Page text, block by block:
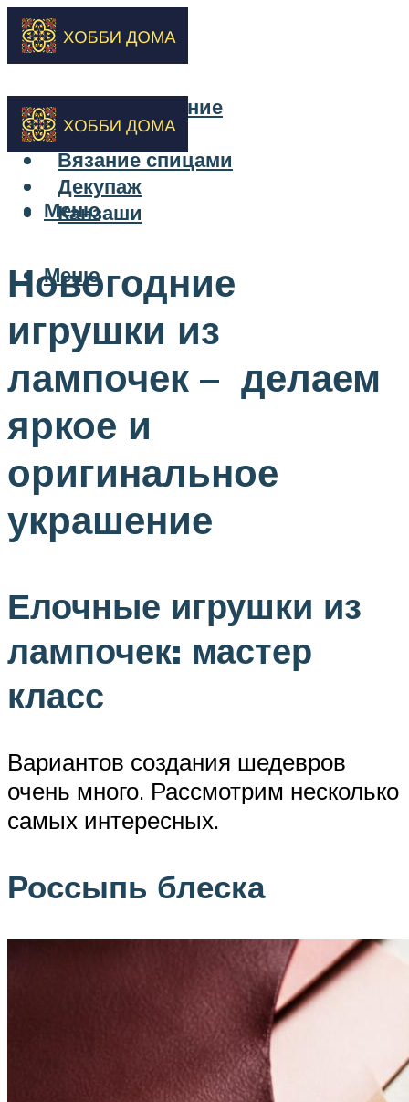
Бисероплетение
Вышивка
Вязание спицами
Декупаж
Канзаши
Меню
Меню
Новогодние
игрушки из
лампочек – делаем
яркое и
оригинальное
украшение
Елочные игрушки из
лампочек: мастер
класс
Вариантов создания шедевров
очень много. Рассмотрим несколько
самых интересных.
Россыпь блеска